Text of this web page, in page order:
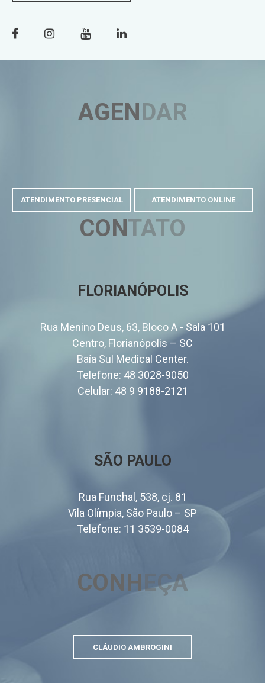
AGENDAR
ATENDIMENTO PRESENCIAL ATENDIMENTO ONLINE
CONTATO
FLORIANÓPOLIS
Rua Menino Deus, 63, Bloco A - Sala 101
Centro, Florianópolis – SC
Baía Sul Medical Center.
Telefone: 48 3028-9050
Celular: 48 9 9188-2121
SÃO PAULO
Rua Funchal, 538, cj. 81
Vila Olímpia, São Paulo – SP
Telefone: 11 3539-0084
CONHEÇA
CLÁUDIO AMBROGINI